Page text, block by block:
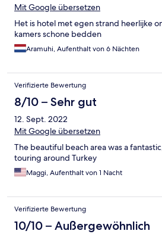
Mit Google übersetzen
Het is hotel met egen strand heerlijke
kamers schone bedden
Aramuhi, Aufenthalt von 6 Nächten
Verifizierte Bewertung
8/10 – Sehr gut
12. Sept. 2022
Mit Google übersetzen
The beautiful beach area was a
touring around Turkey
Maggi, Aufenthalt von 1 Nacht
Verifizierte Bewertung
10/10 – Außergewöhnlich